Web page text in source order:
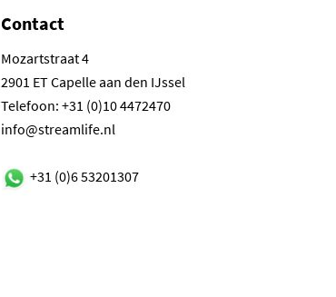
Contact
Mozartstraat 4
2901 ET Capelle aan den IJssel
Telefoon: +31 (0)10 4472470
info@streamlife.nl
+31 (0)6 53201307